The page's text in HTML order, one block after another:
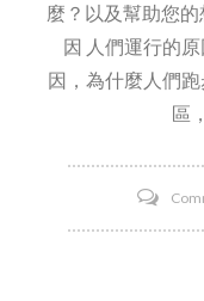
麼？以及幫助您
因 人們運行的
因，為什麼人們
區